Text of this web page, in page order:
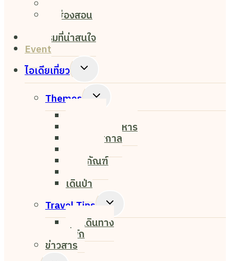
แม่ฮ่องสอน
กิจกรรมที่น่าสนใจ
Event
ไอเดียเที่ยว
Toggle
Menu
Themes Toggle
ค่าเฟ่&ร้านอาหาร
งาน&เทศกาล
พิพิธภัณฑ์
เดินป่า
Travel Tips
Toggle
Menu
การเดินทาง
ที่พัก
ข่าวสาร